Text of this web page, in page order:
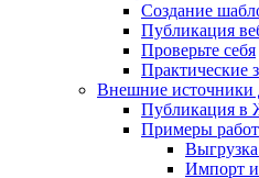
Создание
Публикация
Проверьте себя
Практические
Внешние источники
Публикация в
Примеры
Импорт